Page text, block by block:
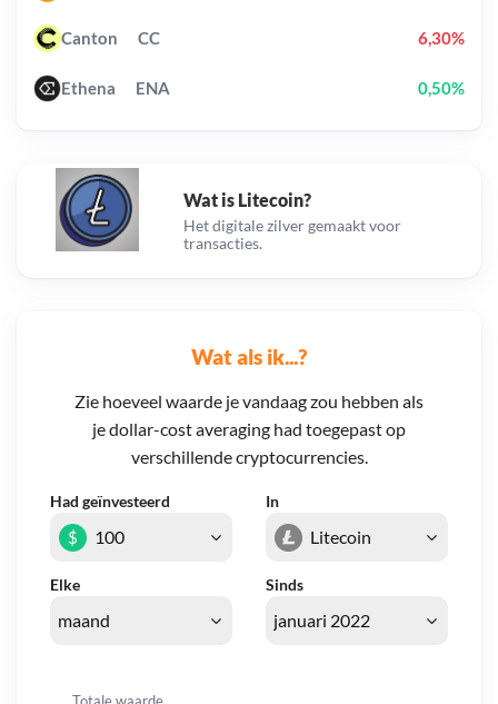
Wat is Litecoin?
Het digitale zilver gemaakt voor
transacties.
Wat als ik...?
Zie hoeveel waarde je vandaag zou hebben als
je dollar-cost averaging had toegepast op
verschillende cryptocurrencies.
Had geïnvesteerd In
Elke Sinds
$
Canton CC 6,30%
Ethena ENA 0,50%